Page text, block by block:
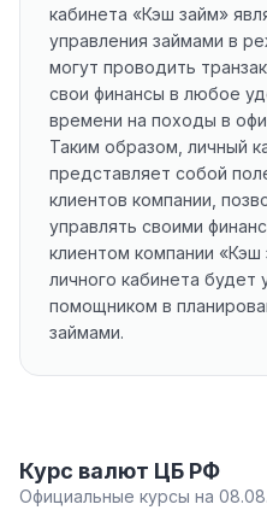
кабинета «Кэш займ»
управления займами в
могут проводить
свои финансы в любое
времени на походы в
Таким образом, личный
представляет собой
клиентов компании,
управлять своими
клиентом компании «Кэш
личного кабинета
помощником в
займами.
Курс валют ЦБ РФ
Официальные курсы на